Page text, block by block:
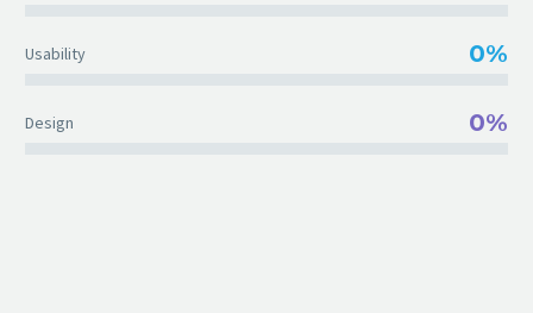
Usability 0%
Design 0%